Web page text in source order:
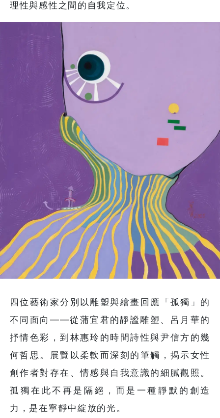
理性與感性之間的自我定位。
四位藝術家分別以雕塑與繪畫回應「孤獨」的
不同面向——從蒲宜君的靜謐雕塑、呂月華的
抒情色彩，到林惠玲的時間詩性與尹信方的幾
何哲思。展覽以柔軟而深刻的筆觸，揭示女性
創作者對存在、情感與自我意識的細膩觀照。
孤獨在此不再是隔絕，而是一種靜默的創造
力，是在寧靜中綻放的光。